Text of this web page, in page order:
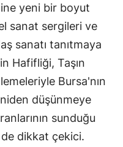
yeni bir boyut
sanat sergileri ve
sanatı tanıtmaya
Hafifliği, Taşın
Bursa'nın
düşünmeye
sunduğu
dikkat çekici.